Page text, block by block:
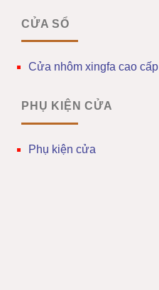
CỬA SỔ
Cửa nhôm xingfa cao cấp
PHỤ KIỆN CỬA
Phụ kiện cửa